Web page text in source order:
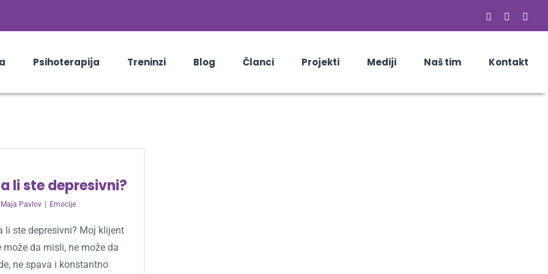
Facebook
Email
Psihoterapija Treninzi Blog Članci Projekti Mediji Naš tim Kontakt
li ste depresivni?
Maja Pavlov Emocije
li ste depresivni? Moj klijent
može da misli, ne može da
ne spava i konstantno